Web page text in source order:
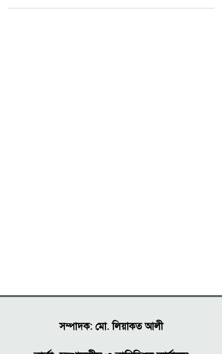
সম্পাদক: মো. লিয়াকত আলী